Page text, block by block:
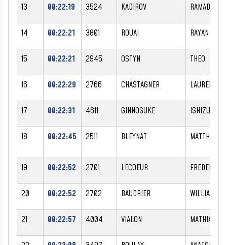
13 00:22:19 3524 KADIROV RAMADAN
14 00:22:21 3801 ROUAI RAYAN
15 00:22:21 2945 OSTYN THEO
16 00:22:29 2766 CHASTAGNER LAURENCE
17 00:22:31 4611 GINNOSUKE ISHIZU
18 00:22:45 2511 BLEYNAT MATTHIEU
19 00:22:52 2701 LECOEUR FREDERIC
20 00:22:52 2702 BAUDRIER WILLIAM
21 00:22:57 4004 VIALON MATHIAS